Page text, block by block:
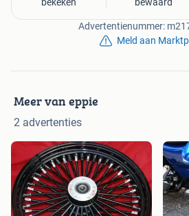
Advertentienummer:
Meld aan
Meer van eppie
2 advertenties